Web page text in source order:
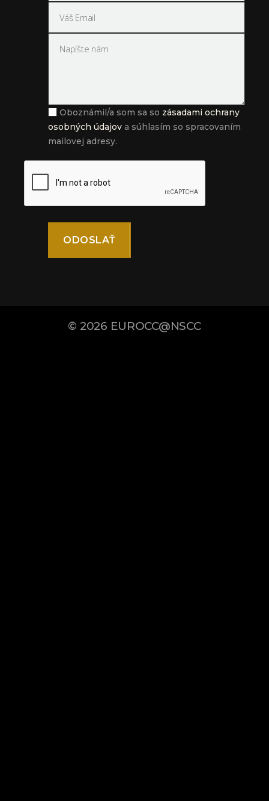
Oboznámil/a som sa so zásadami ochrany
osobných údajov a súhlasím so spracovaním
mailovej adresy.
© 2026 EUROCC@NSCC